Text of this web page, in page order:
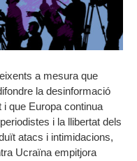
a mesura que
la desinformació
que Europa continua
i la llibertat dels
atacs i intimidacions,
Ucraïna empitjora